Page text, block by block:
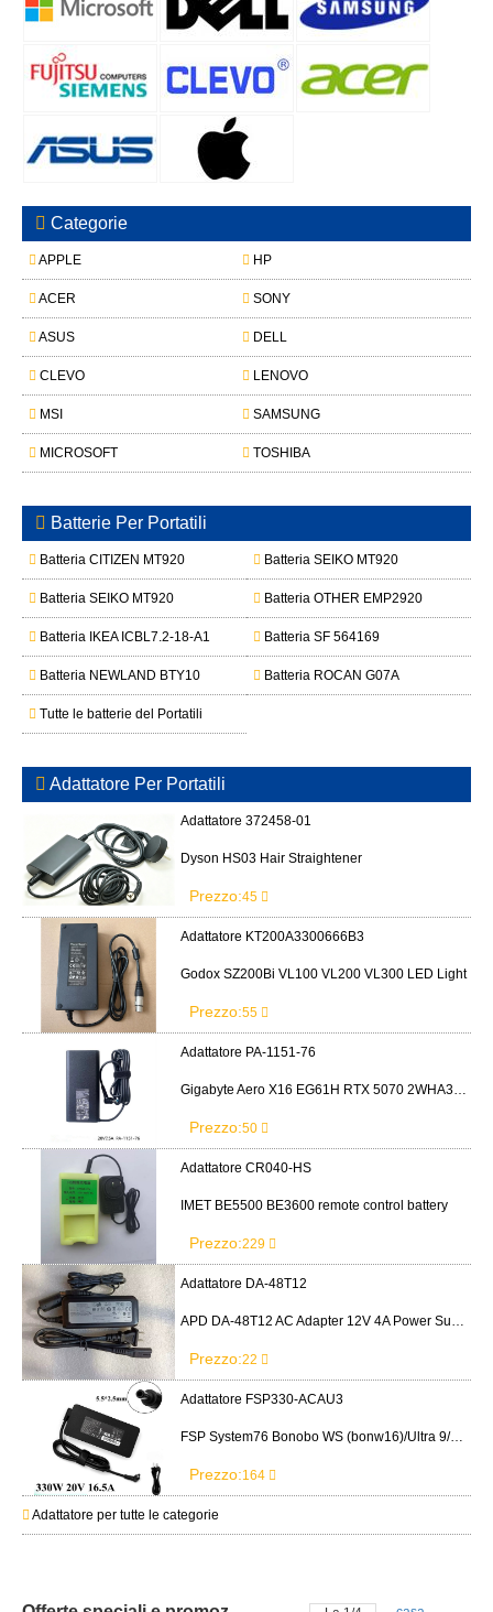
Categorie
APPLE HP
ACER SONY
ASUS DELL
CLEVO LENOVO
MSI SAMSUNG
MICROSOFT TOSHIBA
Batterie Per Portatili
Batteria CITIZEN MT920 Batteria SEIKO MT920
Batteria SEIKO MT920 Batteria OTHER EMP2920
Batteria IKEA ICBL7.2-18-A1 Batteria SF 564169
Batteria NEWLAND BTY10 Batteria ROCAN G07A
Tutte le batterie del Portatili
Adattatore Per Portatili
Adattatore 372458-01
Dyson HS03 Hair Straightener
Prezzo:45
Adattatore KT200A3300666B3
Godox SZ200Bi VL100 VL200 VL300 LED Light
Prezzo:55
Adattatore PA-1151-76
Gigabyte Aero X16 EG61H RTX 5070 2WHA3USC64AH LITEON PA-1151-76 150W adapter
Prezzo:50
Adattatore CR040-HS
IMET BE5500 BE3600 remote control battery
Prezzo:229
Adattatore DA-48T12
APD DA-48T12 AC Adapter 12V 4A Power Supply Cord
Prezzo:22
Adattatore FSP330-ACAU3
FSP System76 Bonobo WS (bonw16)/Ultra 9/RTX5090
Prezzo:164
Adattatore per tutte le categorie